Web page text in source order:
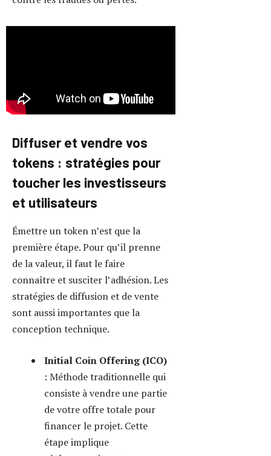
sont aussi importantes que la
: Méthode traditionnelle qui
consiste à vendre une partie
financer le projet. Cette
étape implique
réglementation et
transparence accrues.
IEO (Initial Exchange
Offering) : Une ICO
organisée via une
plateforme d’échange
reconnue, par exemple
Coinhouse, qui assure une
visibilité et un encadrement
réglementaire.
Staking: Impliquer la
communauté à travers des
mécanismes de récompense
permet d’augmenter la
demande et stabiliser le prix.
Partenariats stratégiques